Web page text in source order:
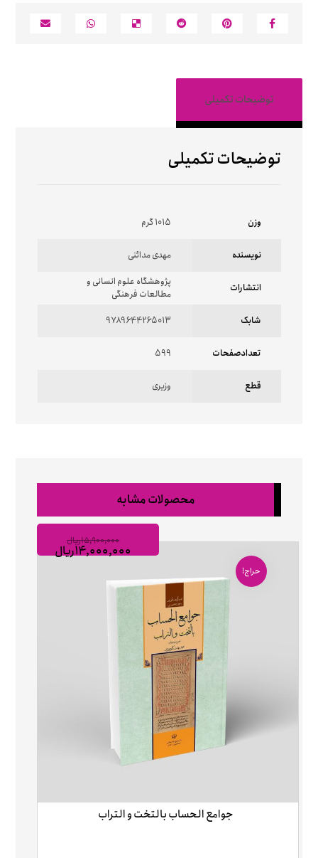
توضیحات تکمیلی
توضیحات تکمیلی
وزن 1015 گرم
نویسنده مهدی مدائنی
انتشارات
پژوهشگاه علوم انسانی و
مطالعات فرهنگی
شابک
9789644265013
تعدادصفحات 599
قطع وزیری
محصولات مشابه
جوامع الحساب بالتخت و التراب
۱۵,۹۰۰,۰۰۰ریال
۱۴,۰۰۰,۰۰۰ریال
حراج!